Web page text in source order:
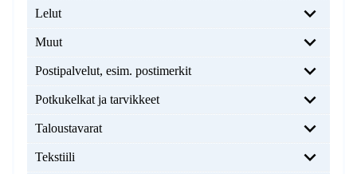
Lelut
Muut
Postipalvelut, esim. postimerkit
Potkukelkat ja tarvikkeet
Taloustavarat
Tekstiili